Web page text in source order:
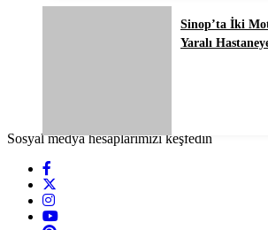
Sinop’ta İki
Yaralı
Sosyal medya hesaplarımızı keşfedin